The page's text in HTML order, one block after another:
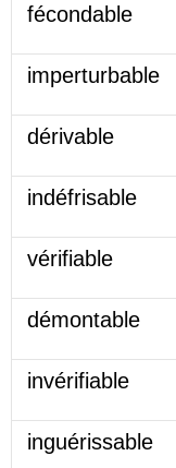
fécondable
imperturbable
dérivable
indéfrisable
vérifiable
démontable
invérifiable
inguérissable